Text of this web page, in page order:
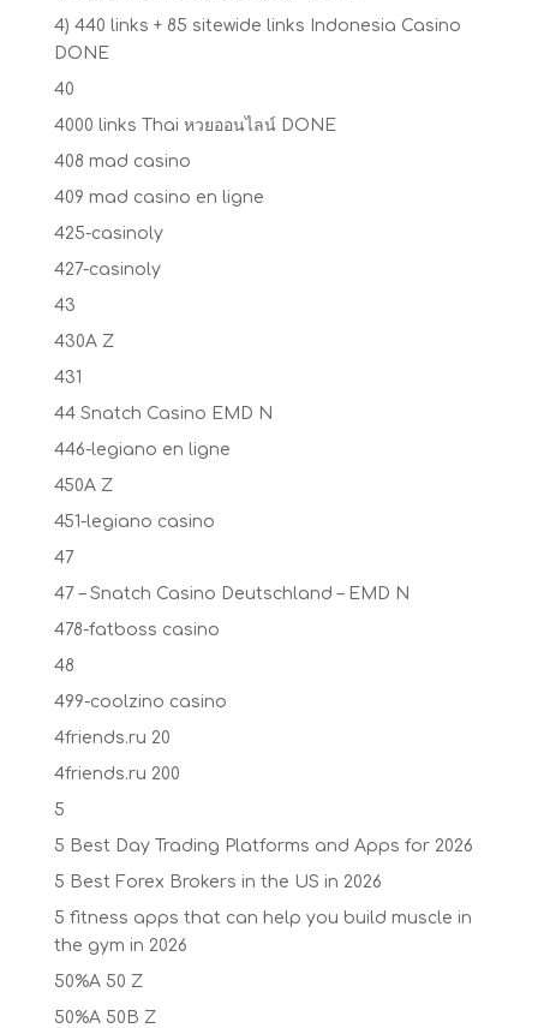
4) 440 links + 85 sitewide links Indonesia Casino
DONE
40
4000 links Thai หวยออนไลน์ DONE
408 mad casino
409 mad casino en ligne
425-casinoly
427-casinoly
43
430A Z
431
44 Snatch Casino EMD N
446-legiano en ligne
450A Z
451-legiano casino
47
47 – Snatch Casino Deutschland – EMD N
478-fatboss casino
48
499-coolzino casino
4friends.ru 20
4friends.ru 200
5
5 Best Day Trading Platforms and Apps for 2026
5 Best Forex Brokers in the US in 2026
5 fitness apps that can help you build muscle in
the gym in 2026
50%A 50 Z
50%A 50B Z